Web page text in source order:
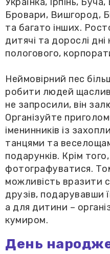
Бровари, Вишгород,
та багато інших.
дитячі та дорослі
пологового,
Неймовірний пес
робити людей
не запросили, він
Організуйте
іменинників із
танцями та
подарунків. Крім
фотографуватися.
можливість вразити
друзів, подарувавши
а для дитини –
кумиром.
День